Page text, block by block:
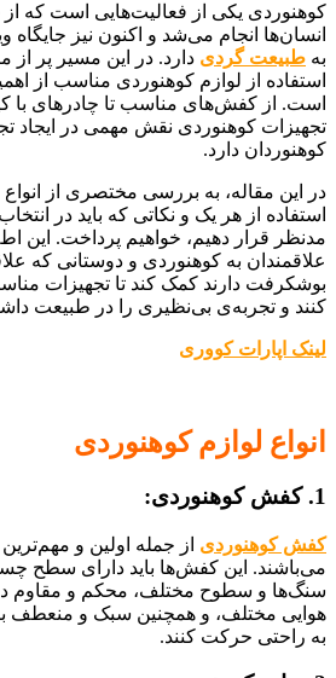
کوهنوردی یکی از فعالیت‌هایی است که
انسان‌ها انجام می‌شد و اکنون نیز جایگاه
به طبیعت گردی دارد. در این مسیر پر از
استفاده از لوازم کوهنوردی مناسب از
است. از کفش‌های مناسب تا چادرهای با
تجهیزات کوهنوردی نقش مهمی در ایجاد
کوهنوردان دارد.
در این مقاله، به بررسی مختصری از
استفاده از هر یک و نکاتی که باید در
مدنظر قرار دهیم، خواهیم پرداخت. این
علاقمندان به کوهنوردی و دوستانی که
بوشکرفت دارند کمک کند تا تجهیزات
کنند و تجربه‌ی بی‌نظیری را در طبیعت
لینک اپارات کووری
انواع لوازم کوهنوردی
1. کفش‌ کوهنوردی:
کفش‌ کوهنوردی از جمله اولین و
می‌باشند. این کفش‌ها باید دارای سطح
سنگ‌ها و سطوح مختلف، محکم و مقاوم
هوایی مختلف، و همچنین سبک و منعطف
به راحتی حرکت کنند.